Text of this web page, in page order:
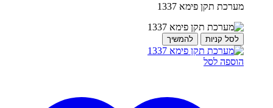
מערכת תקן פימא 1337
לסל קניות להמשיך
הוספה לסל